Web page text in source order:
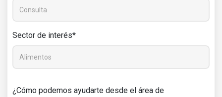
Sector de interés*
¿Cómo podemos ayudarte desde el área de